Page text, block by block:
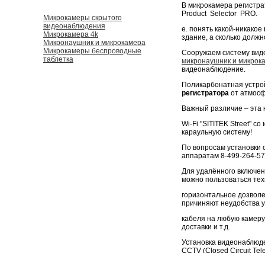
Микрокамеры скрытого
видеонаблюдения
Микрокамера 4k
Микронаушник и микрокамера
Микрокамеры беспроводные
таблетка
В микрокамера
Product Selector PRO.
е. понять какой-никакое
здание, а сколько
Сооружаем систему
микронаушник и
видеонаблюдение.
Поликарбонатная
регистратора от
Важный различие – эта
Wi-Fi "SITITEK Street"
караульную систему!
По вопросам установки
аппаратам 8-499-264-
Для удалённого
можно пользоваться
горизонтальное
причиняют неудобства
кабеля на любую
доставки и т.д.
Установка
CCTV (Сlosed Circuit